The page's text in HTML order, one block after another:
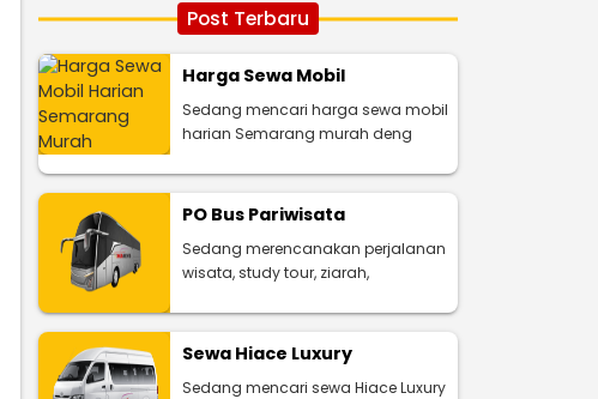
Post Terbaru
Harga Sewa Mobil
Sedang mencari harga sewa mobil
harian Semarang murah deng
PO Bus Pariwisata
Sedang merencanakan perjalanan
wisata, study tour, ziarah,
Sewa Hiace Luxury
Sedang mencari sewa Hiace Luxury